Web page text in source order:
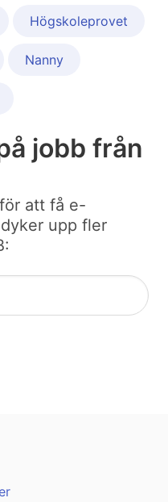
Högskoleprovet
Nanny
jobb från
att få e-
upp fler